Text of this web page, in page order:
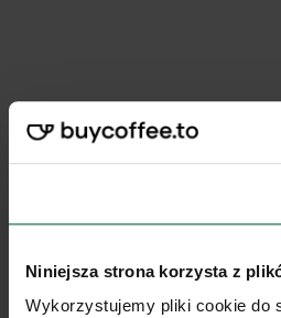
Niniejsza strona korzysta z
Wykorzystujemy pliki cookie do